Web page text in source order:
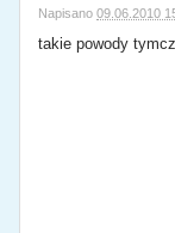
Napisano09.06.2010
takie powody